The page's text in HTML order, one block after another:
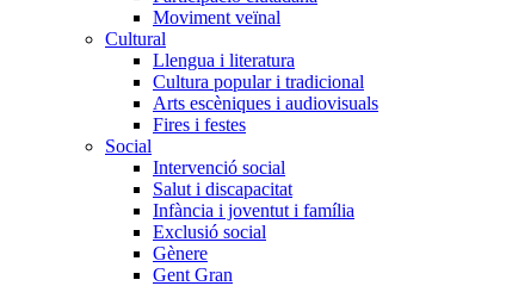
Moviment veïnal
Cultural
Llengua i literatura
Cultura popular i tradicional
Arts escèniques i audiovisuals
Fires i festes
Social
Intervenció social
Salut i discapacitat
Infància i joventut i família
Exclusió social
Gènere
Gent Gran